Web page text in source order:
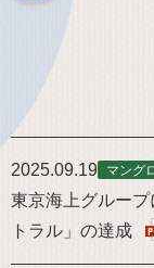
2025.09.19 マング
東京海上グルー
トラル」の達成